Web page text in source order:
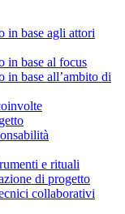
in base agli attori
in base al focus
in base all’ambito di
e rituali
di progetto
collaborativi